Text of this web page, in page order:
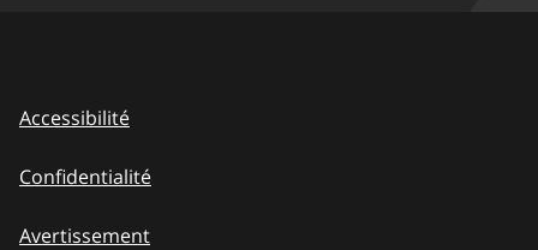
Accessibilité
Confidentialité
Avertissement